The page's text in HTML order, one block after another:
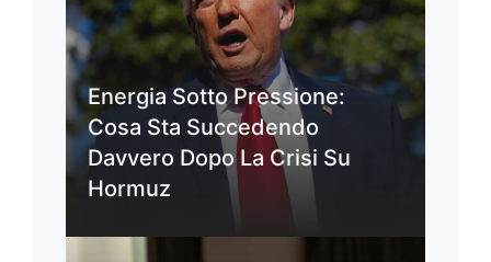
Energia Sotto Pressione:
Cosa Sta Succedendo
Davvero Dopo La Crisi Su
Hormuz